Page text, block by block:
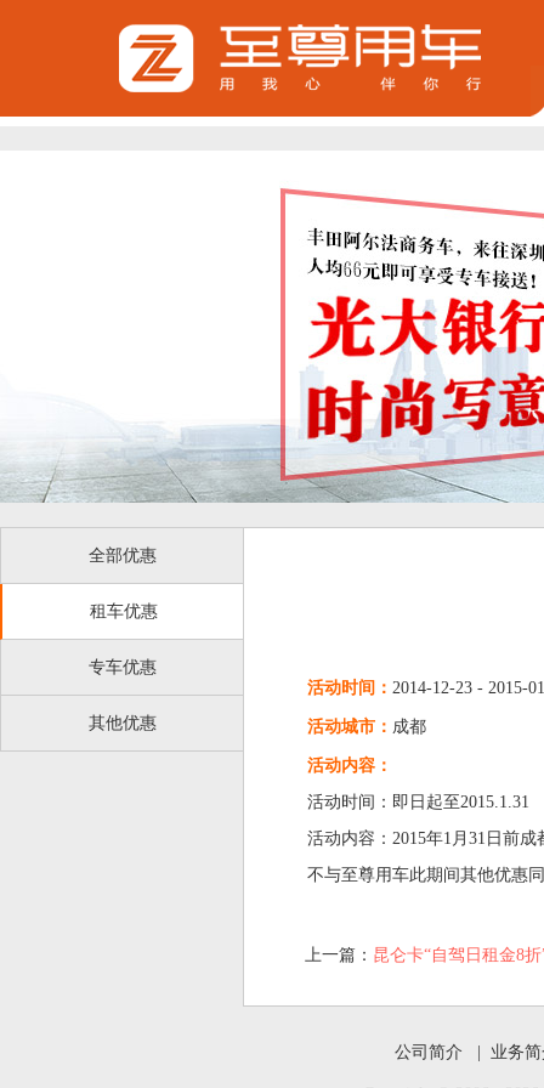
全部优惠
租车优惠
专车优惠
其他优惠
活动时间： 2014-12-23 - 2015-
活动城市： 成都
活动内容：
活动时间：即日起至2015.1.31
活动内容：2015年1月31日前
不与至尊用车此期间其他优惠
上一篇： 昆仑卡“自驾日租金8折
公司简介 业务